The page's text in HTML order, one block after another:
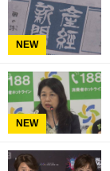
NEW
NEW